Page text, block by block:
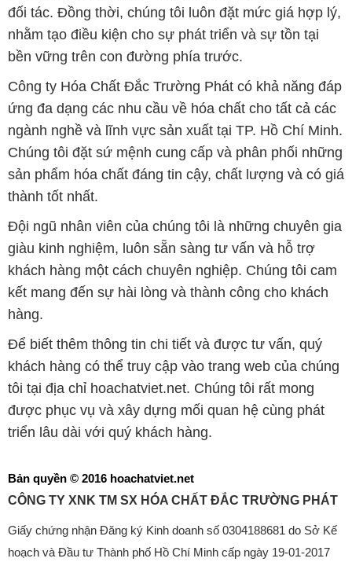
đối tác. Đồng thời, chúng tôi luôn đặt mức giá hợp lý,
nhằm tạo điều kiện cho sự phát triển và sự tồn tại
bền vững trên con đường phía trước.
Công ty Hóa Chất Đắc Trường Phát có khả năng đáp
ứng đa dạng các nhu cầu về hóa chất cho tất cả các
ngành nghề và lĩnh vực sản xuất tại TP. Hồ Chí Minh.
Chúng tôi đặt sứ mệnh cung cấp và phân phối những
sản phẩm hóa chất đáng tin cậy, chất lượng và có giá
thành tốt nhất.
Đội ngũ nhân viên của chúng tôi là những chuyên gia
giàu kinh nghiệm, luôn sẵn sàng tư vấn và hỗ trợ
khách hàng một cách chuyên nghiệp. Chúng tôi cam
kết mang đến sự hài lòng và thành công cho khách
hàng.
Để biết thêm thông tin chi tiết và được tư vấn, quý
khách hàng có thể truy cập vào trang web của chúng
tôi tại địa chỉ hoachatviet.net. Chúng tôi rất mong
được phục vụ và xây dựng mối quan hệ cùng phát
triển lâu dài với quý khách hàng.
Bản quyền © 2016 hoachatviet.net
CÔNG TY XNK TM SX HÓA CHẤT ĐẮC TRƯỜNG PHÁT
Giấy chứng nhận Đăng ký Kinh doanh số 0304188681 do Sở Kế
hoạch và Đầu tư Thành phố Hồ Chí Minh cấp ngày 19-01-2017